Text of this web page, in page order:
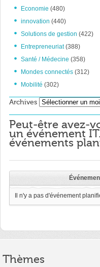
Economie (480)
innovation (440)
Solutions de gestion (422)
Entrepreneuriat(388)
Santé / Médecine (358)
Mondes connectés (312)
Mobilité (302)
Archives Archives
Peut-être avez-
un événement
événements
Il n'y a pas d'événement
Thèmes